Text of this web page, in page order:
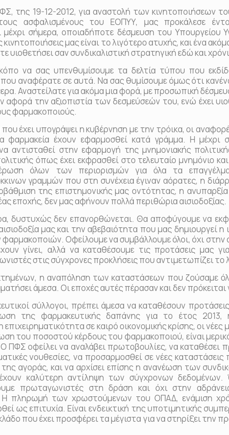
19-12-2012, για αναστολή των κινητοποιήσεων του
ασφαλισμένους του ΕΟΠΥΥ, μας προκάλεσε
σήμερα, οποιαδήποτε δέσμευση του Υπουργείου
μας είναι το λιγότερο ατυχής, και ένα
σαν συνδικαλιστική στρατηγική εδώ και
σας υπενθυμίσουμε τα δελτία τύπου που
αναφέρατε σε αυτά. Να σας θυμίσουμε όμως ότι
Αναστείλατε για ακόμα μια φορά, με προσωπική
αφορά την αξιοπιστία των δεσμεύσεών του, ενώ έχει
φαρμακοποιούς.
έχει υπογράψει η κυβέρνηση με την τρόικα, οι
έχουν εφαρμοσθεί κατά γράμμα. Η μέχρι
αντισταθεί στην εφαρμογή της μνημονιακής
όπως έχει εκφρασθεί στο τελευταίο μνημόνιο
όλων των περιορισμών για όλα τα
γραμμών που στη συνέχεια έγιναν αόρατες, η
της επιστημονικής μας οντότητας, η
εποχής, δεν μας αφήνουν πολλά περιθώρια αισιοδοξίας.
δυστυχώς δεν επανορθώνεται. Θα αποφύγουμε να
μας και την αβεβαιότητα που μας δημιουργεί
Οφείλουμε να συμβάλλουμε όλοι, όχι στην
γίνει, αλλά να καταθέσουμε τις προτάσεις μας
στις σύγχρονες προκλήσεις που αντιμετωπίζει το
η αναπόληση των καταστάσεων που ζούσαμε
άμεσα. Οι εποχές αυτές πέρασαν και δεν
σύλλογοι, πρέπει άμεσα να καταθέσουν
της φαρμακευτικής δαπάνης για το έτος
σε καιρό οικονομικής κρίσης, οι νέες
του ποσοστού κέρδους του φαρμακοποιού, είναι
ΠΦΣ οφείλει να αναλάβει πρωτοβουλίες, να καταθέσει
νουθεσίες, να προσαρμοσθεί σε νέες καταστάσεις
αγοράς, και να αρχίσει επίσης η ανανέωση των
καλύτερη αντίληψη των σύγχρονων
πρωταγωνιστές στη δράση και όχι στην
πληρωμή των χρωστούμενων του ΟΠΑΔ, ενάμιση
ως επιτυχία. Είναι ενδεικτική της υποτιμητικής
που έχει προσφέρει τα μέγιστα για να στηρίξει την